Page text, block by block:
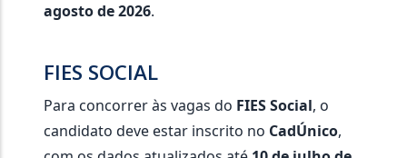
agosto de 2026.
FIES SOCIAL
Para concorrer às vagas do FIES Social, o
candidato deve estar inscrito no CadÚnico,